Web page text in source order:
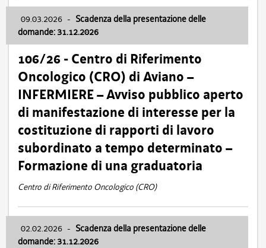
09.03.2026 - Scadenza della presentazione delle
domande: 31.12.2026
106/26 - Centro di Riferimento
Oncologico (CRO) di Aviano –
INFERMIERE – Avviso pubblico aperto
di manifestazione di interesse per la
costituzione di rapporti di lavoro
subordinato a tempo determinato –
Formazione di una graduatoria
Centro di Riferimento Oncologico (CRO)
02.02.2026 - Scadenza della presentazione delle
domande: 31.12.2026